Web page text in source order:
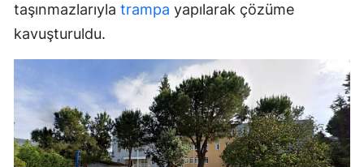
taşınmazlarıyla trampa yapılarak çözüme
kavuşturuldu.